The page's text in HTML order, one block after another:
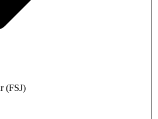
(FSJ)